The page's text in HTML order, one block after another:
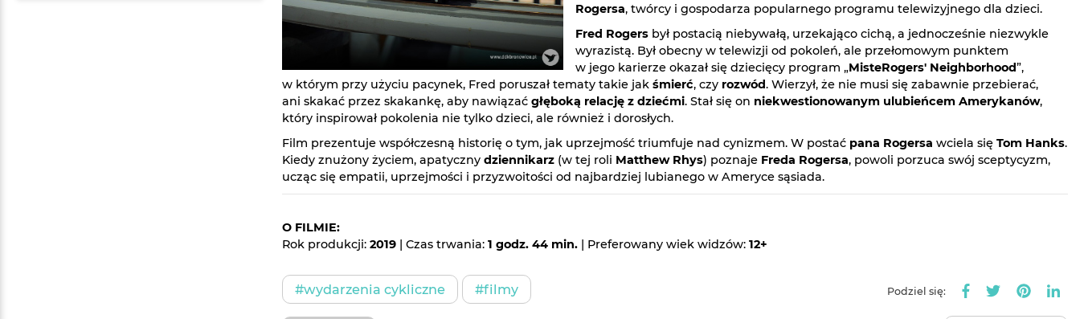
Rogersa, twórcy i gospodarza popularnego programu telewizyjnego dla dzieci.
Fred Rogers był postacią niebywałą, urzekająco cichą, a jednocześnie niezwykle
wyrazistą. Był obecny w telewizji od pokoleń, ale przełomowym punktem
w jego karierze okazał się dziecięcy program „MisteRogers' Neighborhood”,
w którym przy użyciu pacynek, Fred poruszał tematy takie jak śmierć, czy rozwód. Wierzył, że nie musi się zabawnie przebierać,
ani skakać przez skakankę, aby nawiązać głęboką relację z dziećmi. Stał się on niekwestionowanym ulubieńcem Amerykanów,
który inspirował pokolenia nie tylko dzieci, ale również i dorosłych.
Film prezentuje współczesną historię o tym, jak uprzejmość triumfuje nad cynizmem. W postać pana Rogersa wciela się Tom Hanks.
Kiedy znużony życiem, apatyczny dziennikarz (w tej roli Matthew Rhys) poznaje Freda Rogersa, powoli porzuca swój sceptycyzm,
ucząc się empatii, uprzejmości i przyzwoitości od najbardziej lubianego w Ameryce sąsiada.
O FILMIE:
Rok produkcji: 2019 | Czas trwania: 1 godz. 44 min. | Preferowany wiek widzów: 12+
#wydarzenia cykliczne #filmy Podziel się: